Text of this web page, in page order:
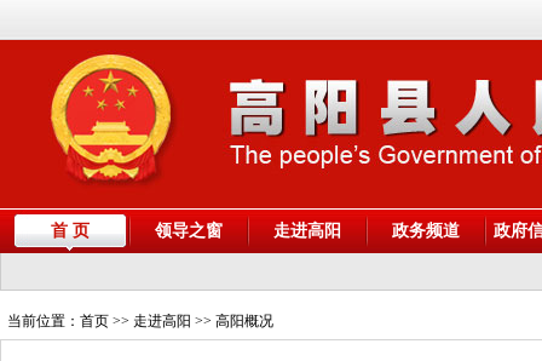
首 页 领导之窗 走进高阳 政务频道 政府
当前位置： 首页 >> 走进高阳 >> 高阳概况